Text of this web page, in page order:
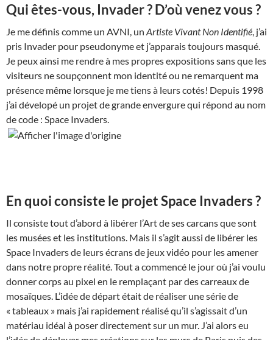
Qui êtes-vous, Invader ? D’où venez vous ?
Je me définis comme un AVNI, un Artiste Vivant Non Identifié , j’ai
pris Invader pour pseudonyme et j’apparais toujours masqué.
Je peux ainsi me rendre à mes propres expositions sans que les
visiteurs ne soupçonnent mon identité ou ne remarquent ma
présence même lorsque je me tiens à leurs cotés! Depuis 1998
j’ai dévelopé un projet de grande envergure qui répond au nom
de code : Space Invaders.
En quoi consiste le projet Space Invaders ?
Il consiste tout d’abord à libérer l’Art de ses carcans que sont
les musées et les institutions. Mais il s’agit aussi de libérer les
Space Invaders de leurs écrans de jeux vidéo pour les amener
dans notre propre réalité. Tout a commencé le jour où j’ai voulu
donner corps au pixel en le remplaçant par des carreaux de
mosaïques. L’idée de départ était de réaliser une série de
« tableaux » mais j’ai rapidement réalisé qu’il s’agissait d’un
matériau idéal à poser directement sur un mur. J’ai alors eu